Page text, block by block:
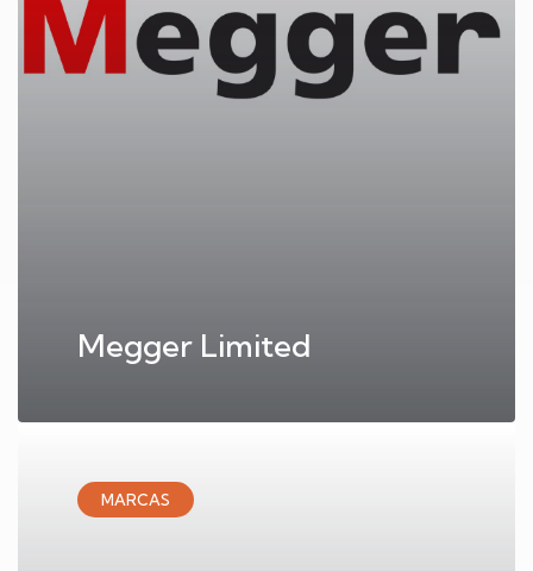
Megger Limited
MARCAS